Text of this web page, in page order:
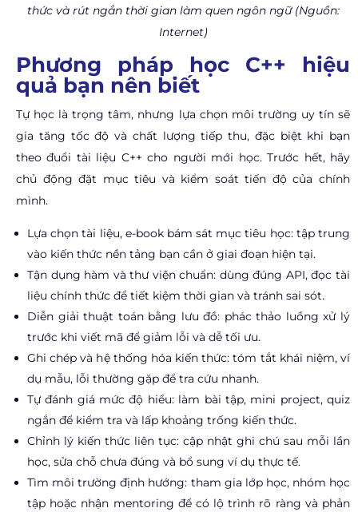
thức và rút ngắn thời gian làm quen ngôn ngữ (Nguồn:
Internet)
Phương pháp học C++ hiệu
quả bạn nên biết
Tự học là trọng tâm, nhưng lựa chọn môi trường uy tín sẽ
gia tăng tốc độ và chất lượng tiếp thu, đặc biệt khi bạn
theo đuổi tài liệu C++ cho người mới học. Trước hết, hãy
chủ động đặt mục tiêu và kiểm soát tiến độ của chính
mình.
Lựa chọn tài liệu, e-book bám sát mục tiêu học: tập trung
vào kiến thức nền tảng bạn cần ở giai đoạn hiện tại.
Tận dụng hàm và thư viện chuẩn: dùng đúng API, đọc tài
liệu chính thức để tiết kiệm thời gian và tránh sai sót.
Diễn giải thuật toán bằng lưu đồ: phác thảo luồng xử lý
trước khi viết mã để giảm lỗi và dễ tối ưu.
Ghi chép và hệ thống hóa kiến thức: tóm tắt khái niệm, ví
dụ mẫu, lỗi thường gặp để tra cứu nhanh.
Tự đánh giá mức độ hiểu: làm bài tập, mini project, quiz
ngắn để kiểm tra và lấp khoảng trống kiến thức.
Chỉnh lý kiến thức liên tục: cập nhật ghi chú sau mỗi lần
học, sửa chỗ chưa đúng và bổ sung ví dụ thực tế.
Tìm môi trường định hướng: tham gia lớp học, nhóm học
tập hoặc nhận mentoring để có lộ trình rõ ràng và phản